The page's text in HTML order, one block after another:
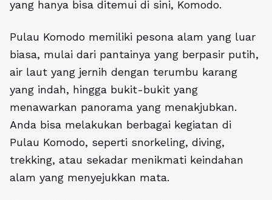
yang hanya bisa ditemui di sini, Komodo.
Pulau Komodo memiliki pesona alam yang luar
biasa, mulai dari pantainya yang berpasir putih,
air laut yang jernih dengan terumbu karang
yang indah, hingga bukit-bukit yang
menawarkan panorama yang menakjubkan.
Anda bisa melakukan berbagai kegiatan di
Pulau Komodo, seperti snorkeling, diving,
trekking, atau sekadar menikmati keindahan
alam yang menyejukkan mata.